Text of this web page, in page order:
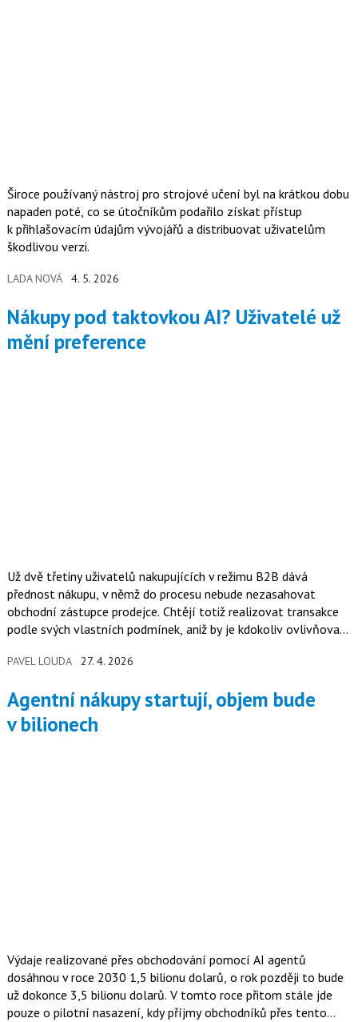
Široce používaný nástroj pro strojové učení byl na krátkou dobu
napaden poté, co se útočníkům podařilo získat přístup
k přihlašovacím údajům vývojářů a distribuovat uživatelům
škodlivou verzi.
LADA NOVÁ 4. 5. 2026
Nákupy pod taktovkou AI? Uživatelé už
mění preference
Už dvě třetiny uživatelů nakupujících v režimu B2B dává
přednost nákupu, v němž do procesu nebude nezasahovat
obchodní zástupce prodejce. Chtějí totiž realizovat transakce
podle svých vlastních podmínek, aniž by je kdokoliv ovlivňoval.
PAVEL LOUDA 27. 4. 2026
Agentní nákupy startují, objem bude
v bilionech
Výdaje realizované přes obchodování pomocí AI agentů
dosáhnou v roce 2030 1,5 bilionu dolarů, o rok později to bude
už dokonce 3,5 bilionu dolarů. V tomto roce přitom stále jde
pouze o pilotní nasazení, kdy příjmy obchodníků přes tento